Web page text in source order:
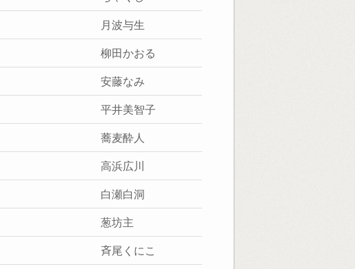
月波与生
柳田かおる
安藤なみ
平井美智子
蕎麦酔人
高浜広川
白瀬白洞
葱坊主
斉尾くにこ